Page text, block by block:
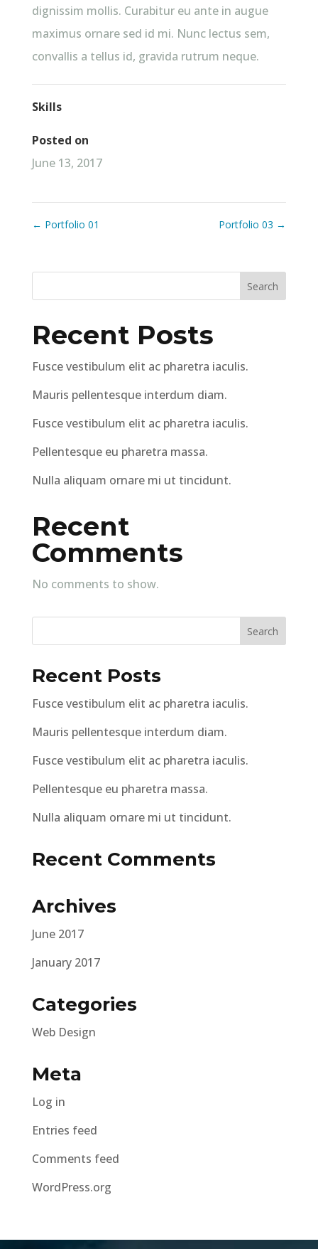
dignissim mollis. Curabitur eu ante in augue
maximus ornare sed id mi. Nunc lectus sem,
convallis a tellus id, gravida rutrum neque.
Skills
Posted on
June 13, 2017
← Portfolio 01 Portfolio 03 →
Search
Recent Posts
Fusce vestibulum elit ac pharetra iaculis.
Mauris pellentesque interdum diam.
Fusce vestibulum elit ac pharetra iaculis.
Pellentesque eu pharetra massa.
Nulla aliquam ornare mi ut tincidunt.
Recent
Comments
No comments to show.
Recent Posts
Fusce vestibulum elit ac pharetra iaculis.
Mauris pellentesque interdum diam.
Fusce vestibulum elit ac pharetra iaculis.
Pellentesque eu pharetra massa.
Nulla aliquam ornare mi ut tincidunt.
Recent Comments
Archives
June 2017
January 2017
Categories
Web Design
Meta
Log in
Entries feed
Comments feed
WordPress.org